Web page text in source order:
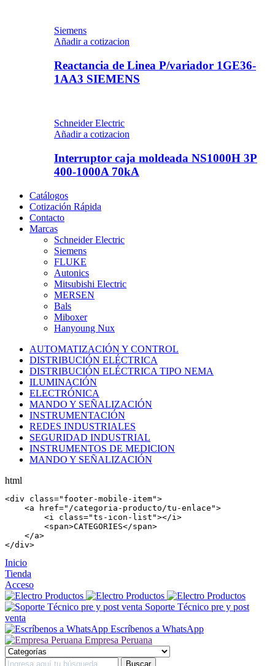
Siemens
Añadir a cotizacion
Reactancia de Linea P/variador 1GE36-
1AA3 SIEMENS
Schneider Electric
Añadir a cotizacion
Interruptor caja moldeada NS1000H 3P
400-1000A 70kA
Catálogos
Cotización Rápida
Contacto
Marcas
Schneider Electric
Siemens
FLUKE
Autonics
Mitsubishi Electric
MERSEN
Bals
Miboxer
Hanyoung Nux
AUTOMATIZACIÓN Y CONTROL
DISTRIBUCIÓN ELÉCTRICA
DISTRIBUCIÓN ELÉCTRICA TIPO NEMA
ILUMINACIÓN
ELECTRÓNICA
MANDO Y SEÑALIZACIÓN
INSTRUMENTACIÓN
REDES INDUSTRIALES
SEGURIDAD INDUSTRIAL
INSTRUMENTOS DE MEDICION
MANDO Y SEÑALIZACIÓN
html
<div class="footer-mobile-item">
    <
a href="/categoria-producto/tu-enlace">
        <
i class="ts-icon-list"></i >
        <
span>CATEGORIES</span>
    </
a>
</div>
Inicio
Tienda
Acceso
Soporte Técnico pre y post
venta
Escríbenos a WhatsApp
Empresa Peruana